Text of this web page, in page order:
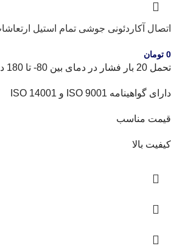
اتصال آکاردئونی جوشی تمام استیل
0 تومان
تحمل 20 بار فشار در دمای بین 80- تا 180 درجه سلسیوس
دارای گواهینامه ISO 9001 و ISO 14001
قیمت مناسب
کیفیت بالا